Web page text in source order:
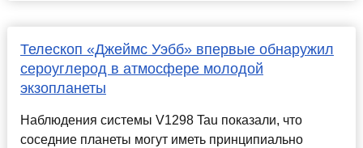
Телескоп «Джеймс Уэбб» впервые обнаружил
сероуглерод в атмосфере молодой
экзопланеты
Наблюдения системы V1298 Tau показали, что
соседние планеты могут иметь принципиально